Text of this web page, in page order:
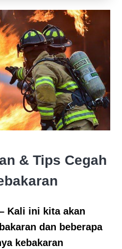
& Tips Cegah
Kali ini kita akan
dan beberapa
kebakaran